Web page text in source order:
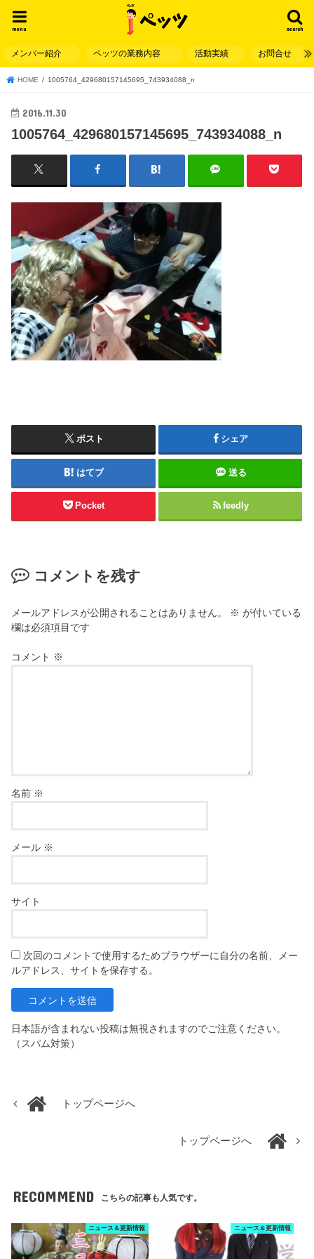
search
menu
メンバー紹介 ペッツの業務内容 活動実績 お問合せ
HOME 1005764_429680157145695_743934088_n
2016.11.30
1005764_429680157145695_743934088_n
ポスト シェア
はてブ 送る
Pocket feedly
コメントを残す
メールアドレスが公開されることはありません。 ※ が付いている
欄は必須項目です
コメント ※
名前 ※
メール ※
サイト
次回のコメントで使用するためブラウザーに自分の名前、メー
ルアドレス、サイトを保存する。
日本語が含まれない投稿は無視されますのでご注意ください。
（スパム対策）
トップページへ
トップページへ
RECOMMEND こちらの記事も人気です。
ニュース＆更新情報 ニュース＆更新情報